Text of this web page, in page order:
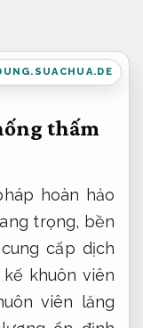
thấm
hoàn hảo
trọng, bền
cấp dịch
khuôn viên
viên lăng